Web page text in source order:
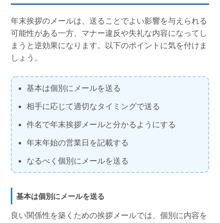
年末挨拶のメールは、送ることでよい影響を与えられる
可能性がある一方、マナー違反や失礼な内容になってし
まうと逆効果になります。以下のポイントに気を付けま
しょう。
基本は個別にメールを送る
相手に応じて適切なタイミングで送る
件名で年末挨拶メールと分かるようにする
年末年始の営業日を記載する
なるべく個別にメールを送る
基本は個別にメールを送る
良い関係性を築くための挨拶メールでは、個別に内容を